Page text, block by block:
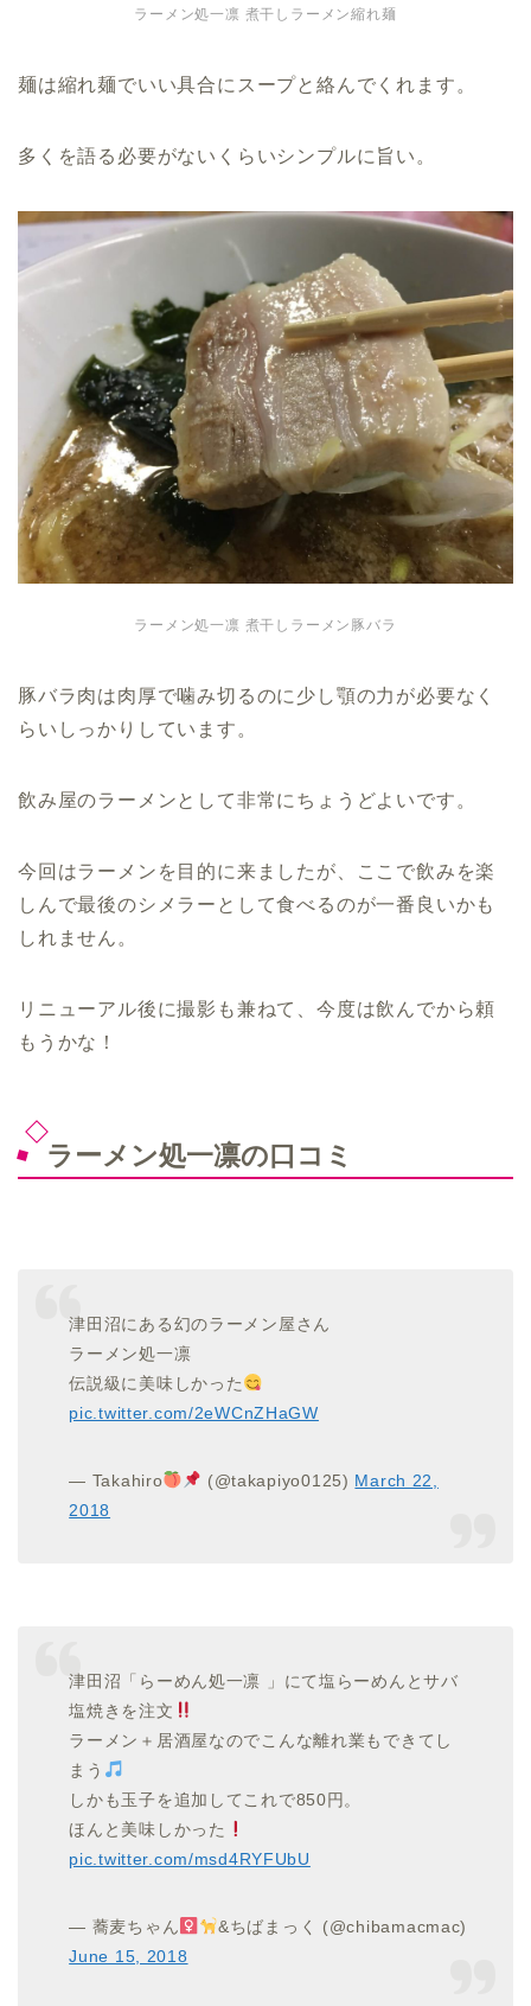
ラーメン処一凛 煮干しラーメン縮れ麺
麺は縮れ麺でいい具合にスープと絡んでくれます。
多くを語る必要がないくらいシンプルに旨い。
ラーメン処一凛 煮干しラーメン豚バラ
豚バラ肉は肉厚で噛み切るのに少し顎の力が必要なく
らいしっかりしています。
飲み屋のラーメンとして非常にちょうどよいです。
今回はラーメンを目的に来ましたが、ここで飲みを楽
しんで最後のシメラーとして食べるのが一番良いかも
しれません。
リニューアル後に撮影も兼ねて、今度は飲んでから頼
もうかな！
ラーメン処一凛の口コミ
津田沼にある幻のラーメン屋さん
ラーメン処一凛
伝説級に美味しかった
pic.twitter.com/2eWCnZHaGW
— Takahiro (@takapiyo0125) March 22,
2018
津田沼「らーめん処一凛 」にて塩らーめんとサバ
塩焼きを注文
ラーメン＋居酒屋なのでこんな離れ業もできてし
まう
しかも玉子を追加してこれで850円。
ほんと美味しかった
pic.twitter.com/msd4RYFUbU
— 蕎麦ちゃん
&ちばまっく (@chibamacmac)
June 15, 2018